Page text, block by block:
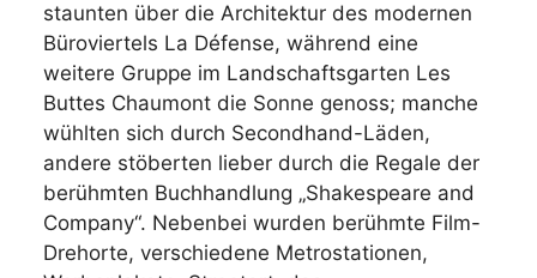
staunten über die Architektur des modernen
Büroviertels La Défense, während eine
weitere Gruppe im Landschaftsgarten Les
Buttes Chaumont die Sonne genoss; manche
wühlten sich durch Secondhand-Läden,
andere stöberten lieber durch die Regale der
berühmten Buchhandlung „Shakespeare and
Company“. Nebenbei wurden berühmte Film-
Drehorte, verschiedene Metrostationen,